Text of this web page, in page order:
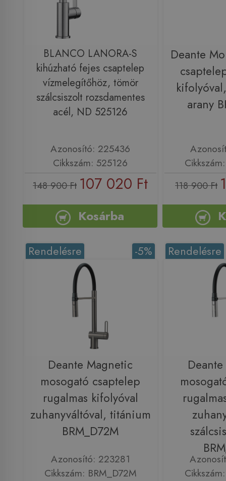
BLANCO LANORA-S
kihúzható fejes csaptelep
vízmelegítőhöz, tömör
szálcsiszolt rozsdamentes
acél, ND 525126
Azonosító: 225436
Cikkszám: 525126
148 900 Ft 107 020 Ft
Kosárba
Deante
arany
118 900 Ft
-5%
Rendelésre
Deante Magnetic
mosogató csaptelep
rugalmas kifolyóval
zuhanyváltóval, titánium
BRM_D72M
Azonosító: 223281
Cikkszám: BRM_D72M
Rendelésre